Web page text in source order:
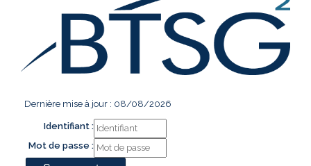
Dernière mise à jour : 08/08/2026
Identifiant :
Mot de passe :